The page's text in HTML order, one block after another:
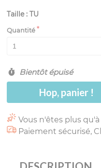
Taille : TU
Quantité
Bientôt épuisé
Hop, panier !
Vous n'êtes plus
Paiement sécurisé,